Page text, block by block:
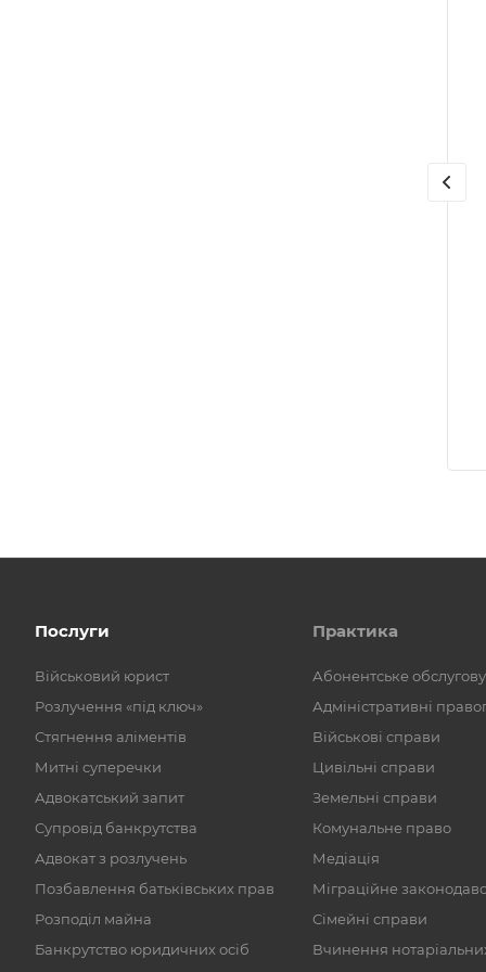
Послуги
Військовий юрист
Розлучення «під ключ»
Стягнення аліментів
Митні суперечки
Адвокатський запит
Супровід банкрутства
Адвокат з розлучень
Позбавлення батьківських прав
Розподіл майна
Банкрутство юридичних осіб
Практика
Абонентське
Адміністративні
Військові справи
Цивільні справи
Земельні справи
Комунальне право
Медіація
Міграційне
Сімейні справи
Вчинення